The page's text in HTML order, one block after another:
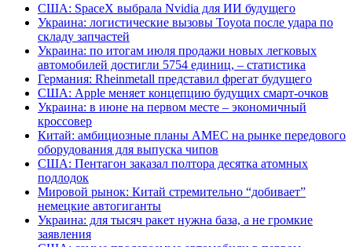
США: SpaceX выбрала Nvidia для ИИ будущего
Украина: логистические вызовы Toyota после удара по
складу запчастей
Украина: по итогам июля продажи новых легковых
автомобилей достигли 5754 единиц, – статистика
Германия: Rheinmetall представил фрегат будущего
США: Apple меняет концепцию будущих смарт-очков
Украина: в июне на первом месте – экономичный
кроссовер
Китай: амбициозные планы AMEC на рынке передового
оборудования для выпуска чипов
США: Пентагон заказал полтора десятка атомных
подлодок
Мировой рынок: Китай стремительно “добивает”
немецкие автогиганты
Украина: для тысяч ракет нужна база, а не громкие
заявления